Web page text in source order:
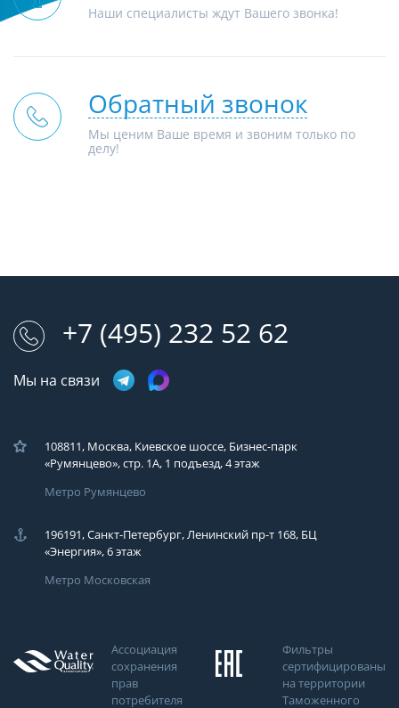
Наши специалисты ждут Вашего звонка!
Обратный звонок
Мы ценим Ваше время и звоним только по
делу!
+7 (495) 232 52 62
Мы на связи
108811, Москва, Киевское шоссе, Бизнес-парк
«Румянцево», стр. 1А, 1 подъезд, 4 этаж
Метро Румянцево
196191, Санкт-Петербург, Ленинский пр-т 168, БЦ
«Энергия», 6 этаж
Метро Московская
Ассоциация
сохранения
прав
потребителя
Фильтры
сертифицированы
на территории
Таможенного